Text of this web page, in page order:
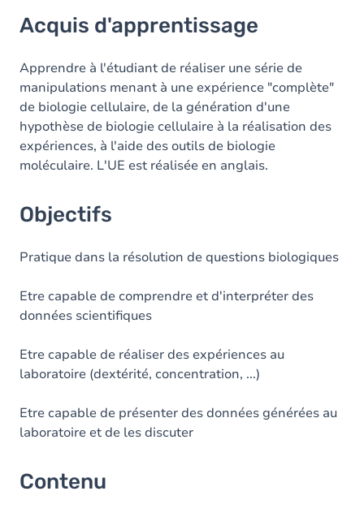
Objectifs
Contenu
Acquis d'apprentissage
Apprendre à l'étudiant de réaliser une série de
manipulations menant à une expérience "complète"
de biologie cellulaire, de la génération d'une
hypothèse de biologie cellulaire à la réalisation des
expériences, à l'aide des outils de biologie
moléculaire. L'UE est réalisée en anglais.
Objectifs
Pratique dans la résolution de questions biologiques
Etre capable de comprendre et d'interpréter des
données scientifiques
Etre capable de réaliser des expériences au
laboratoire (dextérité, concentration, ...)
Etre capable de présenter des données générées au
laboratoire et de les discuter
Contenu